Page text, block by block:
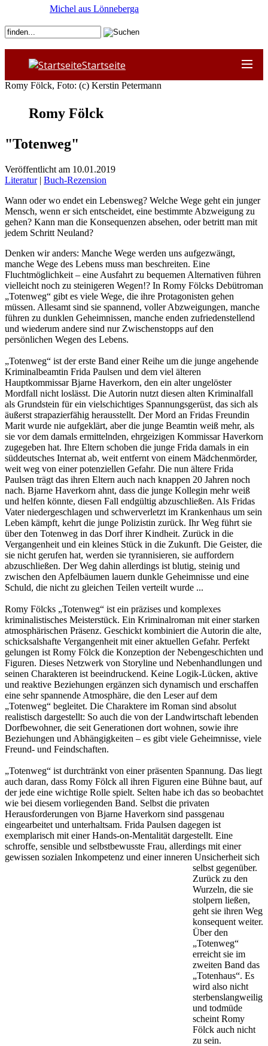
Startseite
Romy Fölck, Foto: (c) Kerstin Petermann
Romy Fölck
"Totenweg"
Veröffentlicht am 10.01.2019
Literatur| Buch-Rezension
Wann oder wo endet ein Lebensweg? Welche Wege geht ein junger
Mensch, wenn er sich entscheidet, eine bestimmte Abzweigung zu
gehen? Kann man die Konsequenzen absehen, oder betritt man mit
jedem Schritt Neuland?
Denken wir anders: Manche Wege werden uns aufgezwängt,
manche Wege des Lebens muss man beschreiten. Eine
Fluchtmöglichkeit – eine Ausfahrt zu bequemen Alternativen führen
vielleicht noch zu steinigeren Wegen!? In Romy Fölcks Debütroman
„Totenweg“ gibt es viele Wege, die ihre Protagonisten gehen
müssen. Allesamt sind sie spannend, voller Abzweigungen, manche
führen zu dunklen Geheimnissen, manche enden zufriedenstellend
und wiederum andere sind nur Zwischenstopps auf den
persönlichen Wegen des Lebens.
„Totenweg“ ist der erste Band einer Reihe um die junge angehende
Kriminalbeamtin Frida Paulsen und dem viel älteren
Hauptkommissar Bjarne Haverkorn, den ein alter ungelöster
Mordfall nicht loslässt. Die Autorin nutzt diesen alten Kriminalfall
als Grundstein für ein vielschichtiges Spannungsgerüst, das sich als
äußerst strapazierfähig herausstellt. Der Mord an Fridas Freundin
Marit wurde nie aufgeklärt, aber die junge Beamtin weiß mehr, als
sie vor dem damals ermittelnden, ehrgeizigen Kommissar Haverkorn
zugegeben hat. Ihre Eltern schoben die junge Frida damals in ein
süddeutsches Internat ab, weit entfernt von einem Mädchenmörder,
weit weg von einer potenziellen Gefahr. Die nun ältere Frida
Paulsen trägt das ihren Eltern auch nach knappen 20 Jahren noch
nach. Bjarne Haverkorn ahnt, dass die junge Kollegin mehr weiß
und helfen könnte, diesen Fall endgültig abzuschließen. Als Fridas
Vater niedergeschlagen und schwerverletzt im Krankenhaus um sein
Leben kämpft, kehrt die junge Polizistin zurück. Ihr Weg führt sie
über den Totenweg in das Dorf ihrer Kindheit. Zurück in die
Vergangenheit und ein kleines Stück in die Zukunft. Die Geister, die
sie nicht gerufen hat, werden sie tyrannisieren, sie auffordern
abzuschließen. Der Weg dahin allerdings ist blutig, steinig und
zwischen den Apfelbäumen lauern dunkle Geheimnisse und eine
Schuld, die nicht zu gleichen Teilen verteilt wurde ...
Romy Fölcks „Totenweg“ ist ein präzises und komplexes
kriminalistisches Meisterstück. Ein Kriminalroman mit einer starken
atmosphärischen Präsenz. Geschickt kombiniert die Autorin die alte,
schicksalshafte Vergangenheit mit einer aktuellen Gefahr. Perfekt
gelungen ist Romy Fölck die Konzeption der Nebengeschichten und
Figuren. Dieses Netzwerk von Storyline und Nebenhandlungen und
seinen Charakteren ist beeindruckend. Keine Logik-Lücken, aktive
und reaktive Beziehungen ergänzen sich dynamisch und erschaffen
eine sehr spannende Atmosphäre, die den Leser auf dem
„Totenweg“ begleitet. Die Charaktere im Roman sind absolut
realistisch dargestellt: So auch die von der Landwirtschaft lebenden
Dorfbewohner, die seit Generationen dort wohnen, sowie ihre
Beziehungen und Abhängigkeiten – es gibt viele Geheimnisse, viele
Freund- und Feindschaften.
„Totenweg“ ist durchtränkt von einer präsenten Spannung. Das liegt
auch daran, dass Romy Fölck all ihren Figuren eine Bühne baut, auf
der jede eine wichtige Rolle spielt. Selten habe ich das so beobachtet
wie bei diesem vorliegenden Band. Selbst die privaten
Herausforderungen von Bjarne Haverkorn sind passgenau
eingearbeitet und unterhaltsam. Frida Paulsen dagegen ist
exemplarisch mit einer Hands-on-Mentalität dargestellt. Eine
schroffe, sensible und selbstbewusste Frau, allerdings mit einer
gewissen sozialen Inkompetenz und einer inneren Unsicherheit sich
selbst gegenüber.
Zurück zu den
Wurzeln, die sie
stolpern ließen,
geht sie ihren Weg
konsequent weiter.
Über den
„Totenweg“
erreicht sie im
zweiten Band das
„Totenhaus“. Es
wird also nicht
sterbenslangweilig
und todmüde
scheint Romy
Fölck auch nicht
zu sein.
Michel aus Lönneberga